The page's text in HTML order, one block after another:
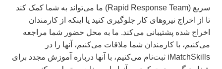
سریع (Rapid Response Team) ما می‌تواند به شما کمک کند
تا از اخراج نیروهای کار جلوگیری کنید یا اینکه از کارمندان
اخراج شده پشتیبانی می‌کند. ما به محل حضور شما مراجعه
می‌کنیم، با کارمندان شما ملاقات می‌کنیم، آنها را در
iMatchSkills ثبت‌نام می‌کنیم، با آنها درباره آموزش مجدد برای